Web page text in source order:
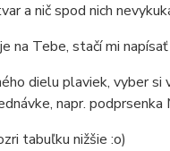
a nič spod nich
na Tebe, stačí mi
dielu plaviek, vyber
napr. podprsenka
tabuľku nižšie :o)